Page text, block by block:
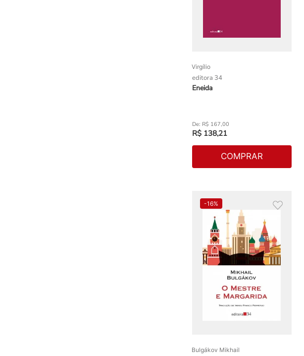
Virgílio
editora 34
Eneida
R$ 167,00
R$ 138,21
COMPRAR
-16%
Bulgákov Mikhail